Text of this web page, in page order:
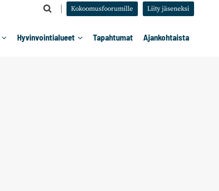
Kokoomusfoorumille Liity jäseneksi
Hyvinvointialueet Tapahtumat Ajankohtaista